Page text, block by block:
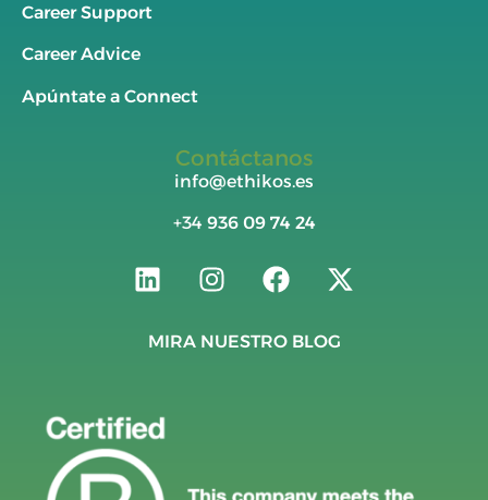
Career Support
Career Advice
Apúntate a Connect
Contáctanos
info@ethikos.es
+34 936 09 74 24
MIRA NUESTRO BLOG